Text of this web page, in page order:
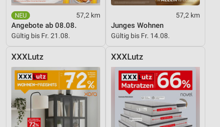
57,2 km
Angebote ab 08.08.
Gültig bis Fr. 21.08.
57,2 km
Junges Wohnen
Gültig bis Fr. 14.08.
XXXLutz XXXLutz
Verwendung reduzierter Daten zur Auswahl von
Werbeanzeigen
Erstellung von Profilen für personalisierte
Verwendung von Profilen zur Auswahl
personalisierter Werbung
Erstellung von Profilen zur Personalisierung
von Inhalten
Verwendung von Profilen zur Auswahl